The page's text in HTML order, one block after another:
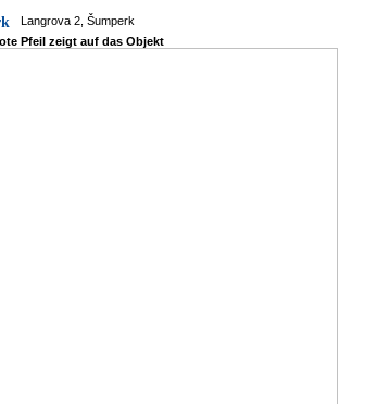
Langrova 2, Šumperk
Pfeil zeigt auf das Objekt